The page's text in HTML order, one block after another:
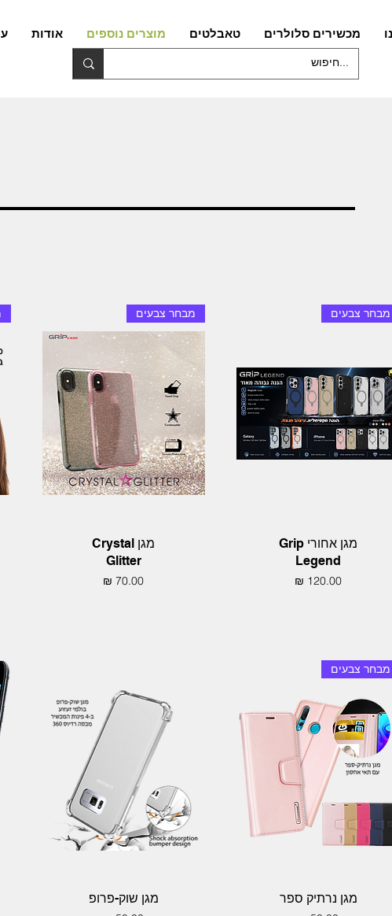
מכשירים סלולרים טאבלטים מוצרים נוספים אודות
תצוגה מהירה
מבחר צבעים
מגן אחורי Grip
Legend
מחיר
תצוגה מהירה
מבחר צבעים
מגן Crystal
Glitter
מחיר
תצוגה מהירה
מבחר צבעים
מגן נרתיק ספר תצוגה מהירה
מגן שוק-פרופ